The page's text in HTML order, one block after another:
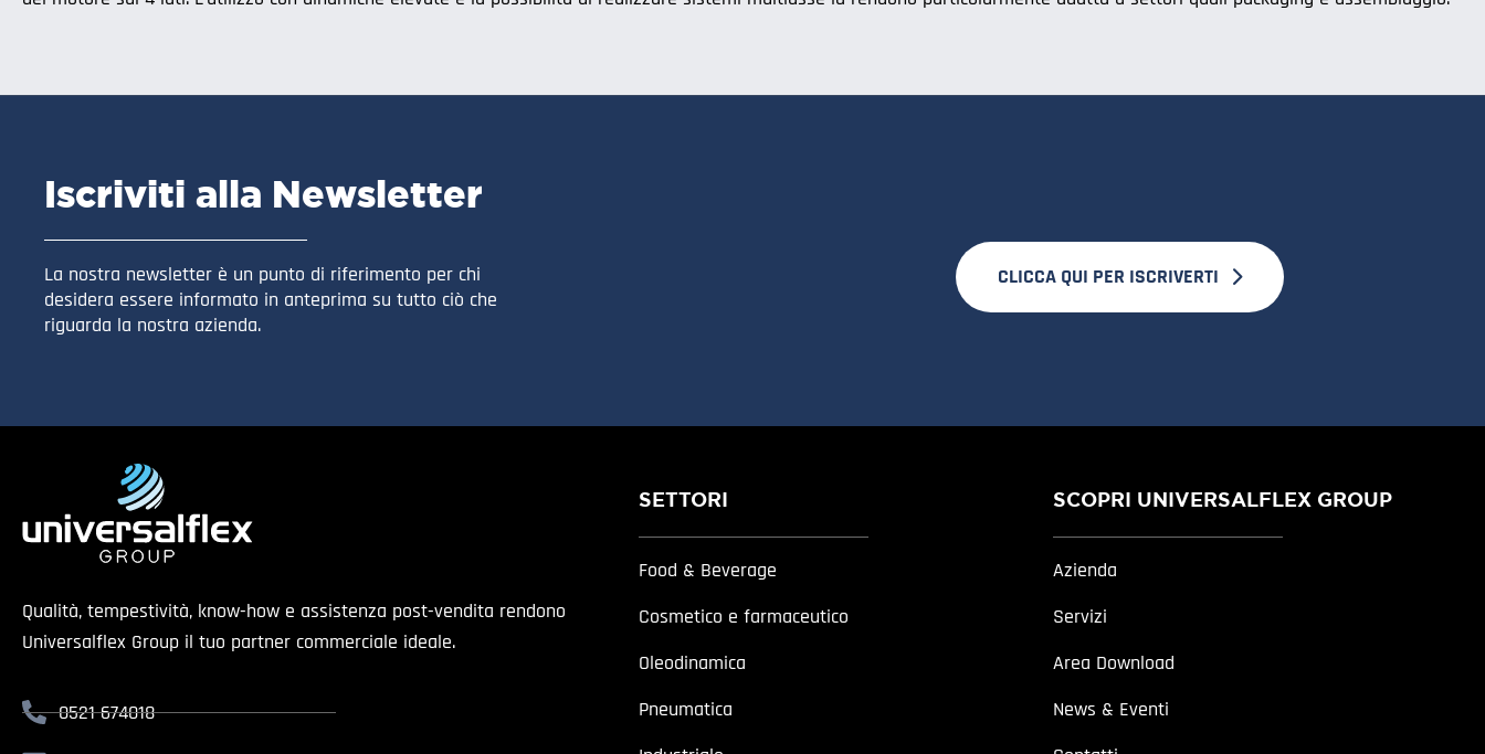
Iscriviti alla Newsletter
La nostra newsletter è un punto di riferimento per chi
desidera essere informato in anteprima su tutto ciò che
riguarda la nostra azienda.
CLICCA QUI PER ISCRIVERTI
Qualità, tempestività, know-how e assistenza post-vendita rendono
Universalflex Group il tuo partner commerciale ideale.
0521 674018
SETTORI
Food & Beverage
Cosmetico e farmaceutico
Oleodinamica
Pneumatica
SCOPRI UNIVERSALFLEX GROUP
Azienda
Servizi
Area Download
News & Eventi